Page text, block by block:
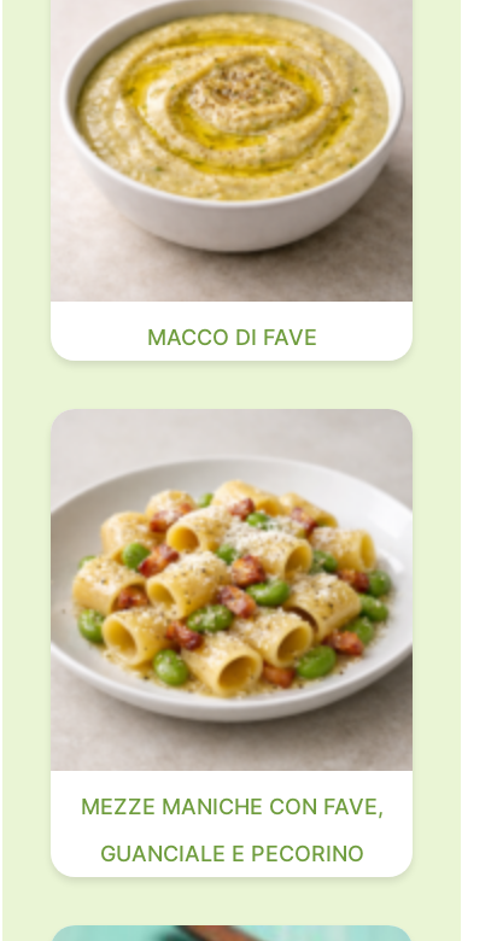
MACCO DI FAVE
MEZZE MANICHE CON FAVE,
GUANCIALE E PECORINO